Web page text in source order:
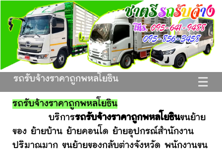
☰
รถรับจ้างราคาถูกพหลโยธิน
รถรับจ้างราคาถูกพหลโยธิน
บริการรถรับจ้างราคาถูกพหลโยธินขนย้าย
ของ ย้ายบ้าน ย้ายคอนโด ย้ายอุปกรณ์สำนักงาน
ปริมาณมาก ขนย้ายของกลับต่างจังหวัด พนักงานขน